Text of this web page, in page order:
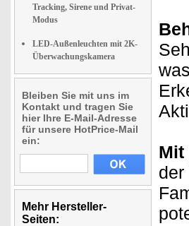
Tracking, Sirene und Privat-
Modus
LED-Außenleuchten mit 2K-
Überwachungskamera
Bleiben Sie mit uns im
Kontakt und tragen Sie
hier Ihre E-Mail-Adresse
für unsere HotPrice-Mail
ein:
Mehr Hersteller-
Seiten:
Mit
der